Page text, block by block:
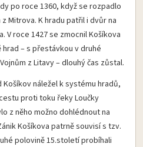
po roce 1360, když se rozpadlo
Mitrova. K hradu patřil i dvůr na
V roce 1427 se zmocnil Košíkova
– s přestávkou v druhé
z Litavy – dlouhý čas zůstal.
náležel k systému hradů,
proti toku řeky Loučky
z něho možno dohlédnout na
Košíkova patrně souvisí s tzv.
polovině 15.století probíhali